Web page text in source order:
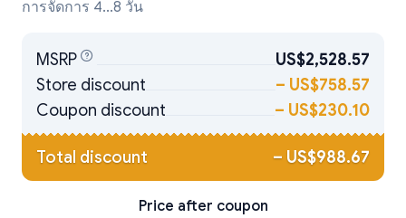
การจัดการ 4...8 วัน
MSRP
US$2,528.57
Store discount
– US$758.57
Coupon discount
– US$230.10
Total discount – US$988.67
Price after coupon